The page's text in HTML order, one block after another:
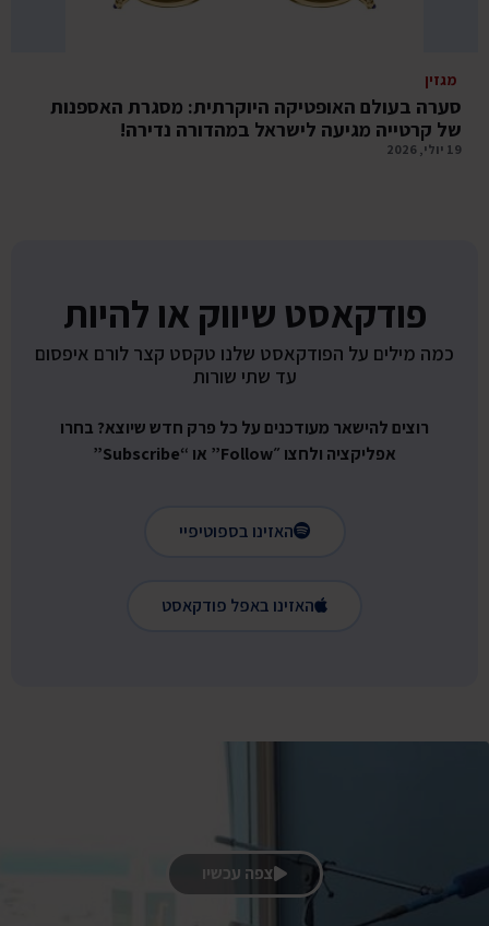
מגזין
סערה בעולם האופטיקה היוקרתית: מסגרת האספנות
של קרטייה מגיעה לישראל במהדורה נדירה!
19 יולי, 2026
פודקאסט שיווק או להיות
כמה מילים על הפודקאסט שלנו טקסט קצר לורם איפסום
עד שתי שורות
רוצים להישאר מעודכנים על כל פרק חדש שיוצא? בחרו
אפליקציה ולחצו ״Follow” או “Subscribe”
האזינו בספוטיפיי
האזינו באפל פודקאסט
צפה עכשיו